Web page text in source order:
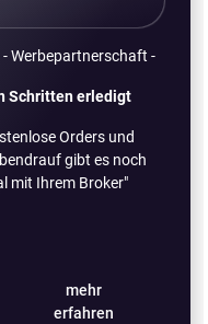
- Werbepartnerschaft -
Schritten erledigt
Orders und
gibt es noch
mit Ihrem Broker"
mehr
erfahren